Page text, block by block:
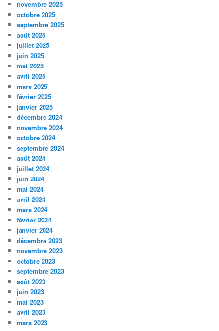
novembre 2025
octobre 2025
septembre 2025
août 2025
juillet 2025
juin 2025
mai 2025
avril 2025
mars 2025
février 2025
janvier 2025
décembre 2024
novembre 2024
octobre 2024
septembre 2024
août 2024
juillet 2024
juin 2024
mai 2024
avril 2024
mars 2024
février 2024
janvier 2024
décembre 2023
novembre 2023
octobre 2023
septembre 2023
août 2023
juin 2023
mai 2023
avril 2023
mars 2023